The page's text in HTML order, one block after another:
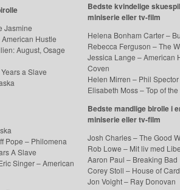
Jasmine
Hustle
August, Osage
a Slave
Pope – Philomena
A Slave
Singer – American
Bedste kvindelige
miniserie eller tv-film
Helena Bonham Carter –
Rebecca Ferguson – The
Jessica Lange – American
Coven
Helen Mirren – Phil Spector
Elisabeth Moss – Top of
Bedste mandlige birolle i
miniserie eller tv-film
Josh Charles – The Good
Rob Lowe – Mit liv med
Aaron Paul – Breaking Bad
Corey Stoll – House of
Jon Voight – Ray Donovan